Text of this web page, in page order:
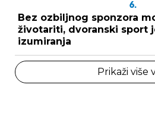
6.
Bez ozbiljnog sponzora
životariti, dvoranski sport
izumiranja
Prikaži više